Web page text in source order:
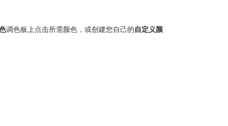
调色板上点击所需颜色，或创建您自己的自定义颜